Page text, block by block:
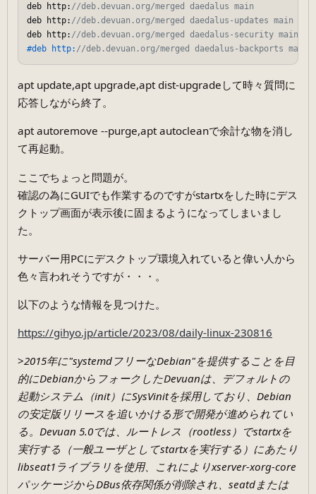
deb http: //deb.devuan.org/merged daedalus main
deb http: //deb.devuan.org/merged daedalus-updates main
deb http: //deb.devuan.org/merged daedalus-security main
#deb http: //deb.devuan.org/merged daedalus-backports main
apt update,apt upgrade,apt dist-upgradeして時々質問に
応答しながら終了。
apt autoremove --purge,apt autocleanで余計な物を消し
て再起動。
ここでちょっと問題が。
確認の為にGUIでも作業するのですがstartxをした時にデス
クトップ画面が表示後に固まるようになってしまいまし
た。
サーバー用PCにデスクトップ環境入れていると偉い人から
色々言われそうですが・・・。
以下のような情報を見つけた。
https://gihyo.jp/article/2023/08/daily-linux-230816
>2015年に"systemdフリーなDebian"を提供することを目
的にDebianからフォークしたDevuanは、デフォルトの
起動システム（init）にSysVinitを採用しており、Debian
の安定版リリースを追いかける形で開発が進められてい
る。Devuan 5.0では、ルートレス（rootless）でstartxを
実行する（一般ユーザとしてstartxを実行する）にあたり
libseat1ライブラリを使用、これによりxserver-xorg-core
パッケージからDBus依存関係が削除され、seatdまたは